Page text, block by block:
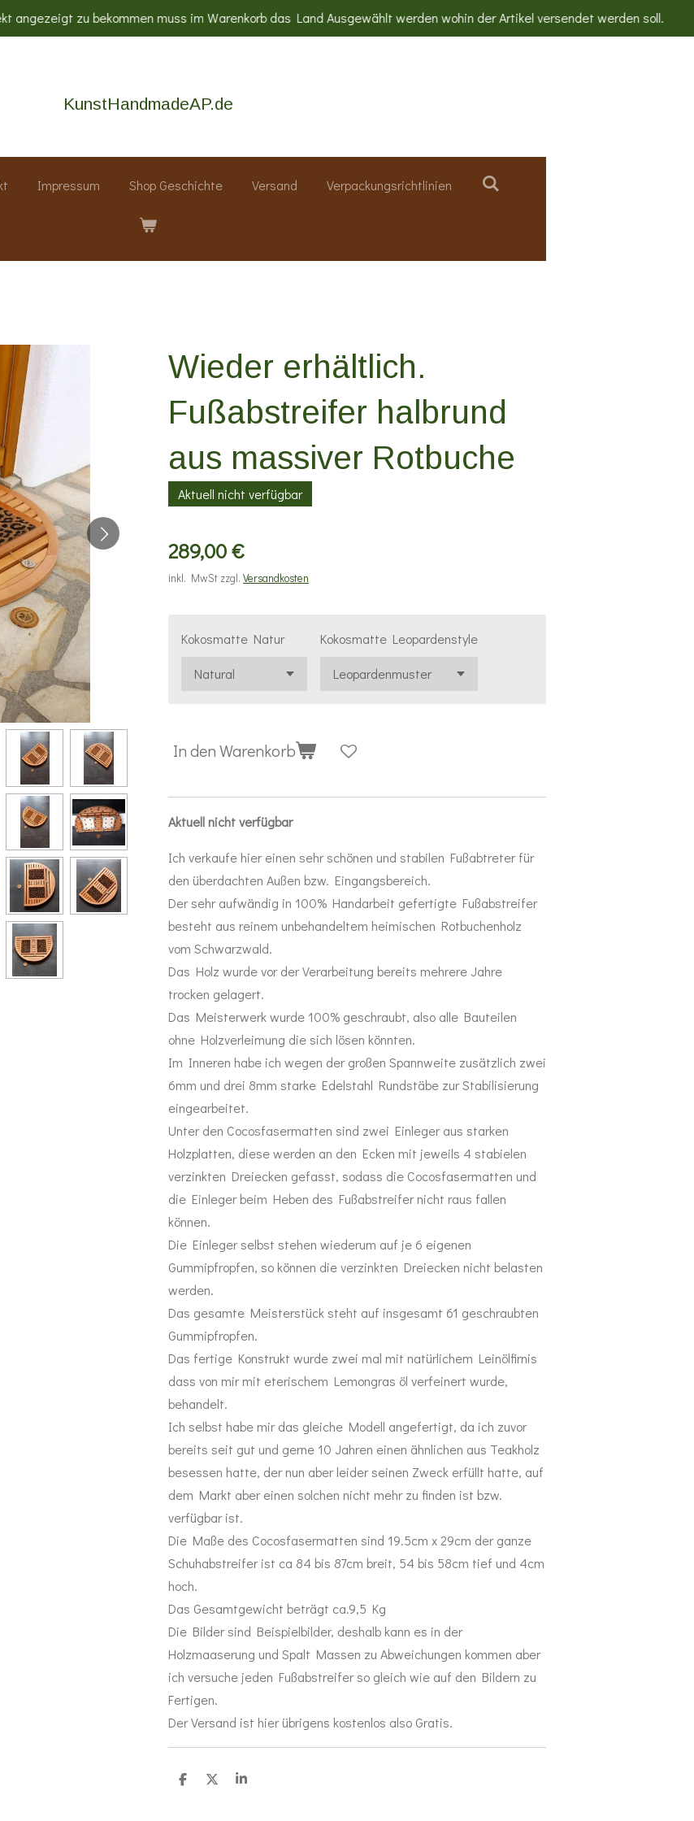
angezeigt zu bekommen muss im Warenkorb das Land Ausgewählt werden wohin der Artikel versendet werden soll.
KunstHandmadeAP.de
Impressum Shop Geschichte Versand Verpackungsrichtlinien
Wieder erhältlich.
Fußabstreifer halbrund
aus massiver Rotbuche
Aktuell nicht verfügbar
289,00 €
inkl. MwSt zzgl. Versandkosten
Kokosmatte Natur Kokosmatte Leopardenstyle
In den Warenkorb
Aktuell nicht verfügbar
Ich verkaufe hier einen sehr schönen und stabilen Fußabtreter für
den überdachten Außen bzw. Eingangsbereich.
Der sehr aufwändig in 100% Handarbeit gefertigte Fußabstreifer
besteht aus reinem unbehandeltem heimischen Rotbuchenholz
vom Schwarzwald.
Das Holz wurde vor der Verarbeitung bereits mehrere Jahre
trocken gelagert.
Das Meisterwerk wurde 100% geschraubt, also alle Bauteilen
ohne Holzverleimung die sich lösen könnten.
Im Inneren habe ich wegen der großen Spannweite zusätzlich zwei
6mm und drei 8mm starke Edelstahl Rundstäbe zur Stabilisierung
eingearbeitet.
Unter den Cocosfasermatten sind zwei Einleger aus starken
Holzplatten, diese werden an den Ecken mit jeweils 4 stabielen
verzinkten Dreiecken gefasst, sodass die Cocosfasermatten und
die Einleger beim Heben des Fußabstreifer nicht raus fallen
können.
Die Einleger selbst stehen wiederum auf je 6 eigenen
Gummipfropfen, so können die verzinkten Dreiecken nicht belasten
werden.
Das gesamte Meisterstück steht auf insgesamt 61 geschraubten
Gummipfropfen.
Das fertige Konstrukt wurde zwei mal mit natürlichem Leinölfirnis
dass von mir mit eterischem Lemongras öl verfeinert wurde,
behandelt.
Ich selbst habe mir das gleiche Modell angefertigt, da ich zuvor
bereits seit gut und gerne 10 Jahren einen ähnlichen aus Teakholz
besessen hatte, der nun aber leider seinen Zweck erfüllt hatte, auf
dem Markt aber einen solchen nicht mehr zu finden ist bzw.
verfügbar ist.
Die Maße des Cocosfasermatten sind 19.5cm x 29cm der ganze
Schuhabstreifer ist ca 84 bis 87cm breit, 54 bis 58cm tief und 4cm
hoch.
Das Gesamtgewicht beträgt ca.9,5 Kg
Die Bilder sind Beispielbilder, deshalb kann es in der
Holzmaaserung und Spalt Massen zu Abweichungen kommen aber
ich versuche jeden Fußabstreifer so gleich wie auf den Bildern zu
Fertigen.
Der Versand ist hier übrigens kostenlos also Gratis.
T
T
T